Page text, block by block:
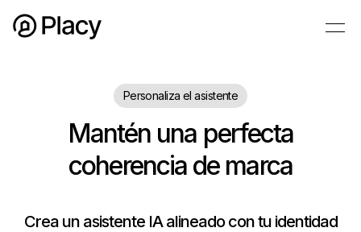
Personaliza el asistente
Mantén una perfecta
coherencia de marca
Crea un asistente IA alineado con tu identidad